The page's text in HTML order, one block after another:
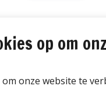
op om
onze website te